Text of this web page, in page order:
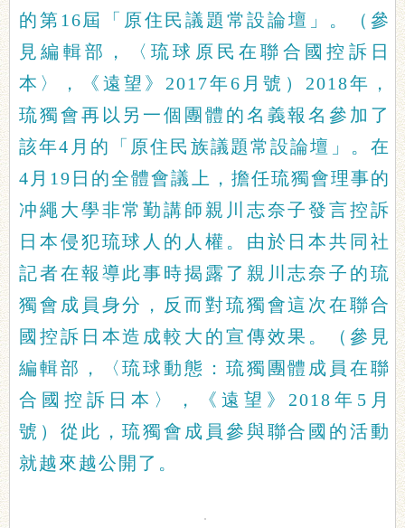
的第16屆「原住民議題常設論壇」。（參
見編輯部，〈琉球原民在聯合國控訴日
本〉，《遠望》2017年6月號）2018年，
琉獨會再以另一個團體的名義報名參加了
該年4月的「原住民族議題常設論壇」。在
4月19日的全體會議上，擔任琉獨會理事的
冲繩大學非常勤講師親川志奈子發言控訴
日本侵犯琉球人的人權。由於日本共同社
記者在報導此事時揭露了親川志奈子的琉
獨會成員身分，反而對琉獨會這次在聯合
國控訴日本造成較大的宣傳效果。（參見
編輯部，〈琉球動態：琉獨團體成員在聯
合國控訴日本〉，《遠望》2018年5月
號）從此，琉獨會成員參與聯合國的活動
就越來越公開了。